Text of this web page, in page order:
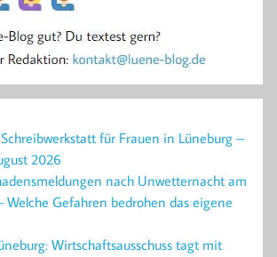
für Frauen in Lüneburg –
2026
nach Unwetternacht am
Welche Gefahren bedrohen das eigene
Wirtschaftsausschuss tagt mit